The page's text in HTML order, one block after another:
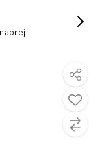
naprej